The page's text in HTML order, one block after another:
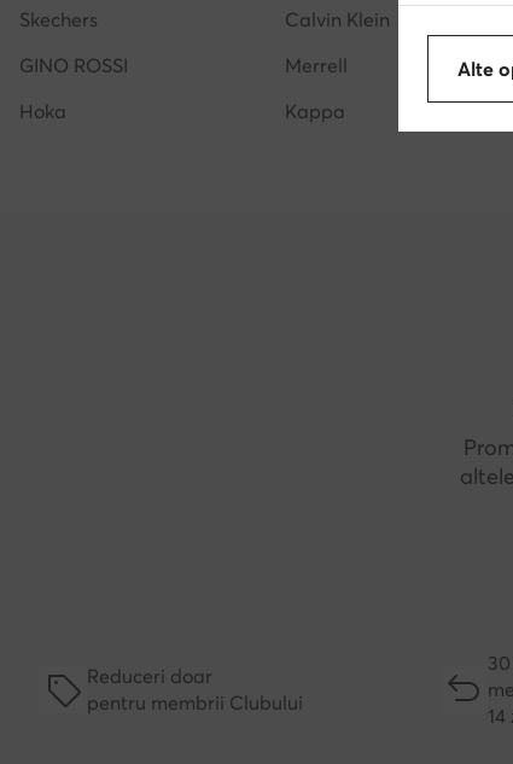
Skechers
Calvin Klein
GINO ROSSI
Merrell
Hoka
Kappa
Reduceri doar
pentru membrii Clubului
Alte